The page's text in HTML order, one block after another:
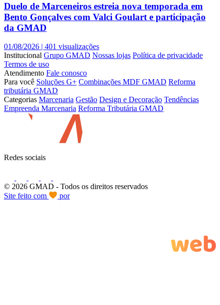
Duelo de Marceneiros estreia nova temporada em
Bento Gonçalves com Valci Goulart e participação
da GMAD
01/08/2026 | 401 visualizações
Institucional Grupo GMAD Nossas lojas Política de privacidade
Termos de uso
Atendimento Fale conosco
Para você Soluções G+ Combinações MDF GMAD Reforma
tributária GMAD
Categorias Marcenaria Gestão Design e Decoração Tendências
Empreenda Marcenaria Reforma Tributária GMAD
Redes sociais
© 2026 GMAD - Todos os direitos reservados
Site feito com
por